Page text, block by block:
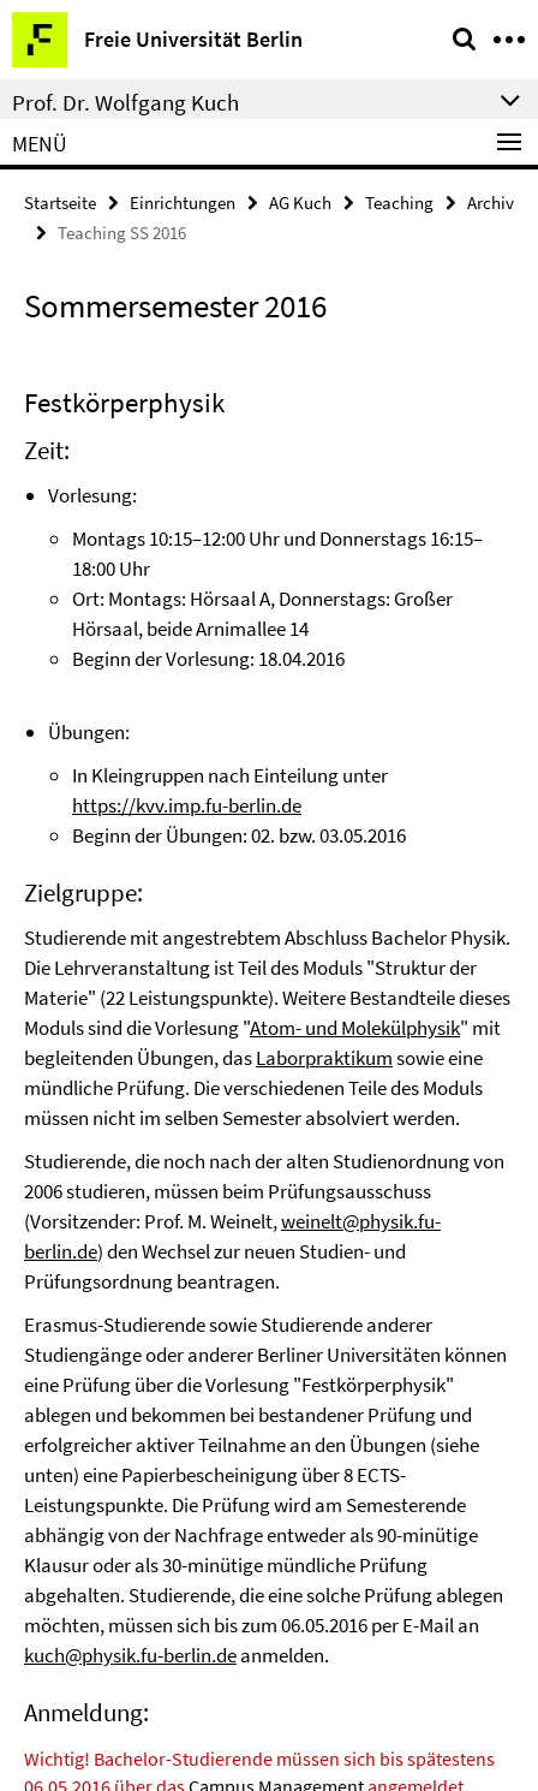
Springe
direkt
zu
Inhalt
Freie Universität Berlin
Service-
Navigation
Prof. Dr. Wolfgang Kuch
MENÜ
Startseite Einrichtungen AG Kuch Teaching
Archiv
Teaching SS 2016
Sommersemester 2016
Festkörperphysik
Zeit:
Vorlesung:
Montags 10:15–12:00 Uhr und Donnerstags 16:15–
18:00 Uhr
Ort: Montags: Hörsaal A, Donnerstags: Großer
Hörsaal, beide Arnimallee 14
Beginn der Vorlesung: 18.04.2016
Übungen:
In Kleingruppen nach Einteilung unter
https://kvv.imp.fu-berlin.de
Beginn der Übungen: 02. bzw. 03.05.2016
Zielgruppe:
Studierende mit angestrebtem Abschluss Bachelor Physik.
Die Lehrveranstaltung ist Teil des Moduls "Struktur der
Materie" (22 Leistungspunkte). Weitere Bestandteile dieses
Moduls sind die Vorlesung "Atom- und Molekülphysik" mit
begleitenden Übungen, dasLaborpraktikumsowie eine
mündliche Prüfung. Die verschiedenen Teile des Moduls
müssen nicht im selben Semester absolviert werden.
Studierende, die noch nach der alten Studienordnung von
2006 studieren, müssen beim Prüfungsausschuss
(Vorsitzender: Prof. M. Weinelt,weinelt@physik.fu-
berlin.de) den Wechsel zur neuen Studien- und
Prüfungsordnung beantragen.
Erasmus-Studierende sowie Studierende anderer
Studiengänge oder anderer Berliner Universitäten können
eine Prüfung über die Vorlesung "Festkörperphysik"
ablegen und bekommen bei bestandener Prüfung und
erfolgreicher aktiver Teilnahme an den Übungen (siehe
unten) eine Papierbescheinigung über 8 ECTS-
Leistungspunkte. Die Prüfung wird am Semesterende
abhängig von der Nachfrage entweder als 90-minütige
Klausur oder als 30-minütige mündliche Prüfung
abgehalten. Studierende, die eine solche Prüfung ablegen
möchten, müssen sich bis zum 06.05.2016 per E-Mail an
kuch@physik.fu-berlin.deanmelden.
Anmeldung:
Wichtig! Bachelor-Studierende müssen sich bis spätestens
06.05.2016 über dasCampus Managementangemeldet